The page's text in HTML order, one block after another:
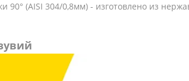
90° (AISI 304/0,8мм) - изготовлено из